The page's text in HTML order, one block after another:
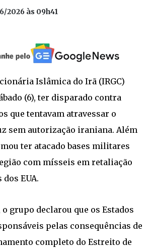
2026 às 09h41
Islâmica do Irã (IRGC)
(6), ter disparado contra
que tentavam atravessar o
sem autorização iraniana. Além
ter atacado bases militares
com mísseis em retaliação
EUA.
grupo declarou que os Estados
pelas consequências de
completo do Estreito de